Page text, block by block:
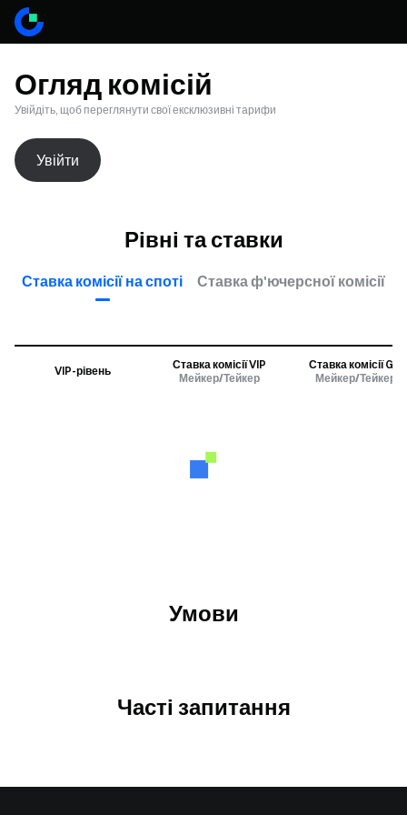
Огляд комісій
Увійдіть, щоб переглянути свої ексклюзивні тарифи
Увійти
Рівні та ставки
Ставка комісії на споті Ставка ф'ючерсної комісії
VIP-рівень
Ставка комісії VIP
Мейкер/Тейкер
Ставка комісії GT
Мейкер/Тейкер
Умови
Часті запитання